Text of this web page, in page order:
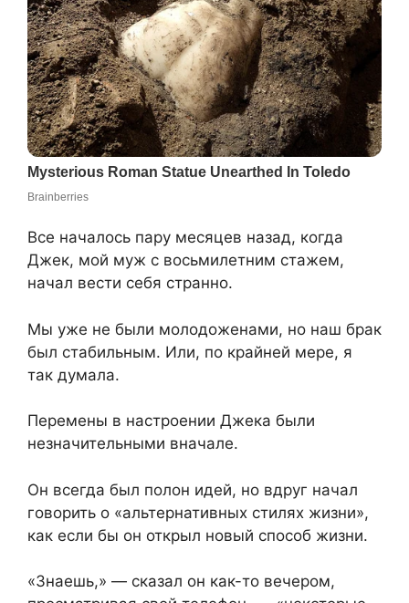
Все началось пару месяцев назад, когда
Джек, мой муж с восьмилетним стажем,
начал вести себя странно.
Мы уже не были молодоженами, но наш брак
был стабильным. Или, по крайней мере, я
так думала.
Перемены в настроении Джека были
незначительными вначале.
Он всегда был полон идей, но вдруг начал
говорить о «альтернативных стилях жизни»,
как если бы он открыл новый способ жизни.
«Знаешь,» — сказал он как-то вечером,